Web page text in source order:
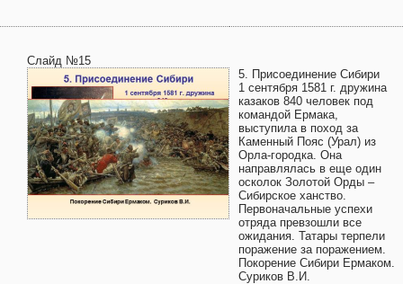
Слайд №15
5. Присоединение Сибири
1 сентября 1581 г. дружина
казаков 840 человек под
командой Ермака,
выступила в поход за
Каменный Пояс (Урал) из
Орла-городка. Она
направлялась в еще один
осколок Золотой Орды –
Сибирское ханство.
Первоначальные успехи
отряда превзошли все
ожидания. Татары терпели
поражение за поражением.
Покорение Сибири Ермаком.
Суриков В.И.